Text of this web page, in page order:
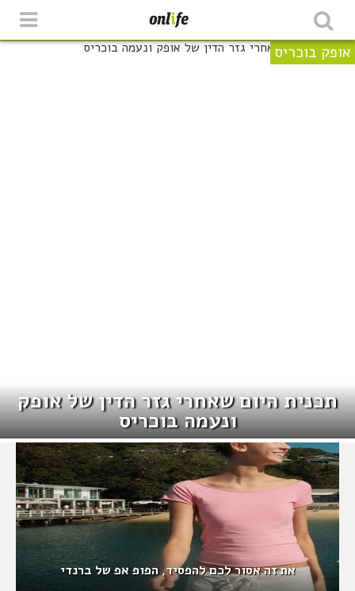
אופק בוכריס
תכנית היום שאחרי גזר הדין של אופק
ונעמה בוכריס
את זה אסור לכם להפסיד, הפופ אפ של ברנדי